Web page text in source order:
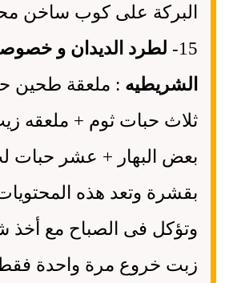
البركة على كوب ساخن
15-
لطرد الديدان و
الشريطيه : ملعقة طحين
ثلاث حبات ثوم + ملعقه
بعض البهار + عشر حبات
بقشرة وتعد هذه
وتؤكل فى الصباح مع أخذ
زبت خروع مرة واحدة